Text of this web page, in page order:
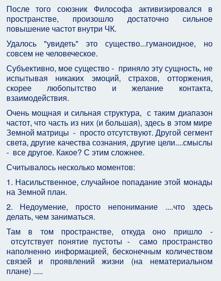
После того союзник Философа активизировался в
пространстве, произошло достаточно сильное
повышение частот внутри ЧК.
Удалось "увидеть" это существо...гуманоидное, но
совсем не человеческое.
Субъективно, мое существо - приняло эту сущность, не
испытывая никаких эмоций, страхов, отторжения,
скорее любопытство и желание контакта,
взаимодействия.
Очень мощная и сильная структура, с таким диапазон
частот, что часть из них (и большая), здесь в этом мире
Земной матрицы - просто отсутствуют. Другой сегмент
света, другие качества сознания, другие цели....смыслы
- все другое. Какое? С этим сложнее.
Считывалось несколько моментов:
1. Насильственное, случайное попадание этой монады
на Земной план.
2. Недоумение, просто непонимание ....что здесь
делать, чем заниматься.
Там в том пространстве, откуда оно пришло -
отсутствует понятие пустоты - само пространство
наполненно информацией, бесконечным количеством
связей и проявлений жизни (на нематериальном
плане) .....